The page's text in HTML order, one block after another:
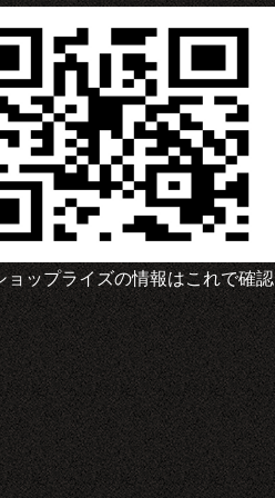
ョップライズの情報はこれで確認